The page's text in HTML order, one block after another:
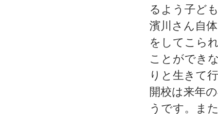
るよう子ど
濱川さん自
をしてこら
ことができ
りと生きて
開校は来年
うです。ま